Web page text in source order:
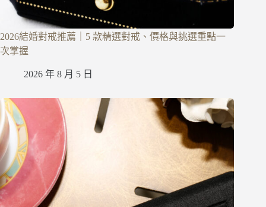
2026結婚對戒推薦｜5 款精選對戒、價格與挑選重點一
次掌握
2026 年 8 月 5 日